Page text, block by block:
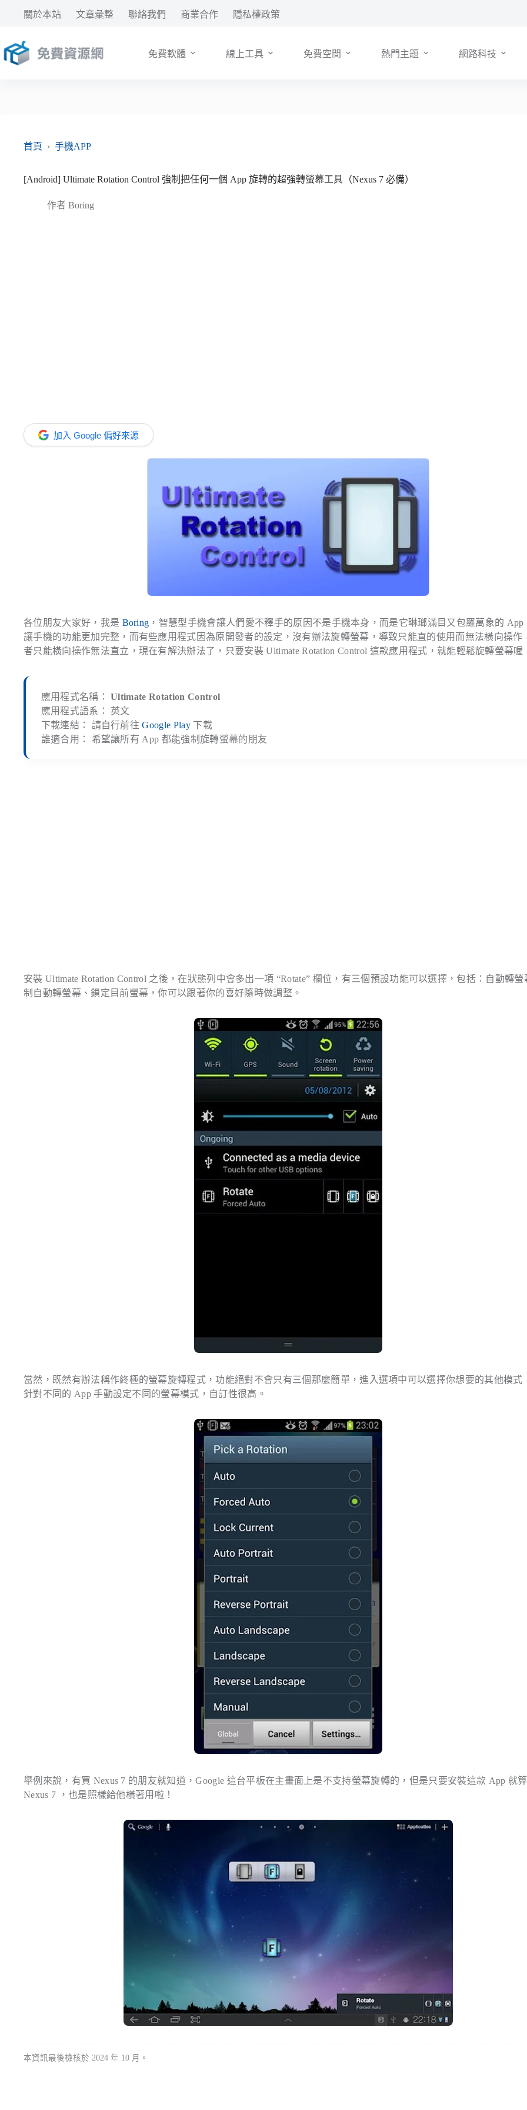
要
內
關於本站 文章彙整 聯絡我們 商業合作 隱私權政策
免費軟體 線上工具 免費空間 熱門主題 網路科技
首頁 › 手機APP
[Android] Ultimate Rotation Control 強制把任何一個 App 旋轉的超強轉螢幕工具（Nexus 7 必備）
作者 Boring
加入 Google 偏好來源
各位朋友大家好，我是 Boring ，智慧型手機會讓人們愛不釋手的原因不是手機本身，而是它琳瑯滿目又包羅萬象的 App
讓手機的功能更加完整，而有些應用程式因為原開發者的設定，沒有辦法旋轉螢幕，導致只能直的使用而無法橫向操作
者只能橫向操作無法直立，現在有解決辦法了，只要安裝 Ultimate Rotation Control 這款應用程式，就能輕鬆旋轉螢幕喔
應用程式名稱：Ultimate Rotation Control
應用程式語系： 英文
下載連結： 請自行前往Google Play下載
誰適合用： 希望讓所有 App 都能強制旋轉螢幕的朋友
安裝 Ultimate Rotation Control 之後，在狀態列中會多出一項 “Rotate” 欄位，有三個預設功能可以選擇，包括：自動轉螢
制自動轉螢幕、鎖定目前螢幕，你可以跟著你的喜好隨時做調整。
當然，既然有辦法稱作終極的螢幕旋轉程式，功能絕對不會只有三個那麼簡單，進入選項中可以選擇你想要的其他模式
針對不同的 App 手動設定不同的螢幕模式，自訂性很高。
舉例來說，有買 Nexus 7 的朋友就知道，Google 這台平板在主畫面上是不支持螢幕旋轉的，但是只要安裝這款 App 就
Nexus 7 ，也是照樣給他橫著用啦！
本資訊最後檢核於 2024 年 10 月。